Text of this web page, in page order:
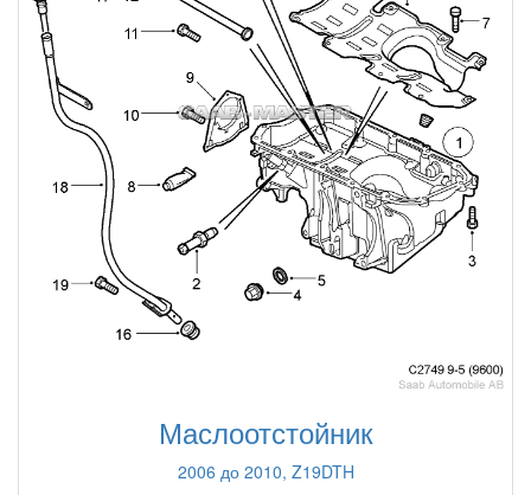
Маслоотстойник
2006 до 2010, Z19DTH